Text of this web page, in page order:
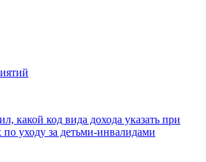
какой код вида дохода указать при
уходу за детьми-инвалидами